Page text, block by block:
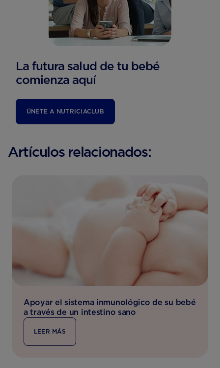
La futura salud de tu bebé
comienza aquí
ÚNETE A NUTRICIACLUB
Artículos relacionados:
Apoyar el sistema inmunológico de su bebé
a través de un intestino sano
LEER MÁS